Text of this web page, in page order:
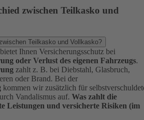
zwischen Teilkasko und
Teilkasko und Vollkasko?
Ihnen Versicherungsschutz bei
oder Verlust des eigenen Fahrzeugs.
zahlt z. B. bei Diebstahl, Glasbruch,
oder Brand. Bei der
kommen wir zusätzlich für
Vandalismus auf. Was zahlt die
Leistungen und versicherte Risiken (im